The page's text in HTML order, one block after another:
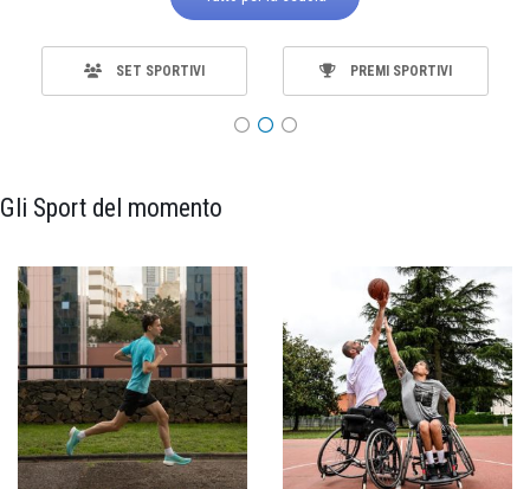
SET SPORTIVI PREMI SPORTIVI
Gli Sport del momento